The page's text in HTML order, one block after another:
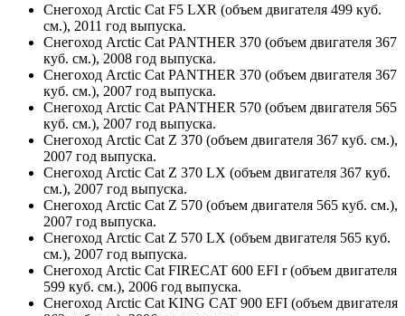
Снегоход Arctic Cat F5 LXR (объем двигателя 499 куб.
см.), 2011 год выпуска.
Снегоход Arctic Cat PANTHER 370 (объем двигателя 367
куб. см.), 2008 год выпуска.
Снегоход Arctic Cat PANTHER 370 (объем двигателя 367
куб. см.), 2007 год выпуска.
Снегоход Arctic Cat PANTHER 570 (объем двигателя 565
куб. см.), 2007 год выпуска.
Снегоход Arctic Cat Z 370 (объем двигателя 367 куб. см.),
2007 год выпуска.
Снегоход Arctic Cat Z 370 LX (объем двигателя 367 куб.
см.), 2007 год выпуска.
Снегоход Arctic Cat Z 570 (объем двигателя 565 куб. см.),
2007 год выпуска.
Снегоход Arctic Cat Z 570 LX (объем двигателя 565 куб.
см.), 2007 год выпуска.
Снегоход Arctic Cat FIRECAT 600 EFI r (объем двигателя
599 куб. см.), 2006 год выпуска.
Снегоход Arctic Cat KING CAT 900 EFI (объем двигателя